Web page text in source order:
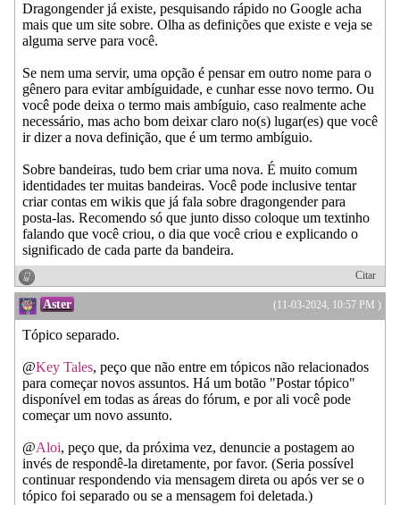
Dragongender já existe, pesquisando rápido no Google acha
mais que um site sobre. Olha as definições que existe e veja se
alguma serve para você.
Se nem uma servir, uma opção é pensar em outro nome para o
gênero para evitar ambíguidade, e cunhar esse novo termo. Ou
você pode deixa o termo mais ambíguio, caso realmente ache
necessário, mas acho bom deixar claro no(s) lugar(es) que você
ir dizer a nova definição, que é um termo ambíguio.
Sobre bandeiras, tudo bem criar uma nova. É muito comum
identidades ter muitas bandeiras. Você pode inclusive tentar
criar contas em wikis que já fala sobre dragongender para
posta-las. Recomendo só que junto disso coloque um textinho
falando que você criou, o dia que você criou e explicando o
significado de cada parte da bandeira.
Citar
(11-03-2024, 10:57 PM )
Aster
Tópico separado.
@Key Tales, peço que não entre em tópicos não relacionados
para começar novos assuntos. Há um botão "Postar tópico"
disponível em todas as áreas do fórum, e por ali você pode
começar um novo assunto.
@Aloi, peço que, da próxima vez, denuncie a postagem ao
invés de respondê-la diretamente, por favor. (Seria possível
continuar respondendo via mensagem direta ou após ver se o
tópico foi separado ou se a mensagem foi deletada.)